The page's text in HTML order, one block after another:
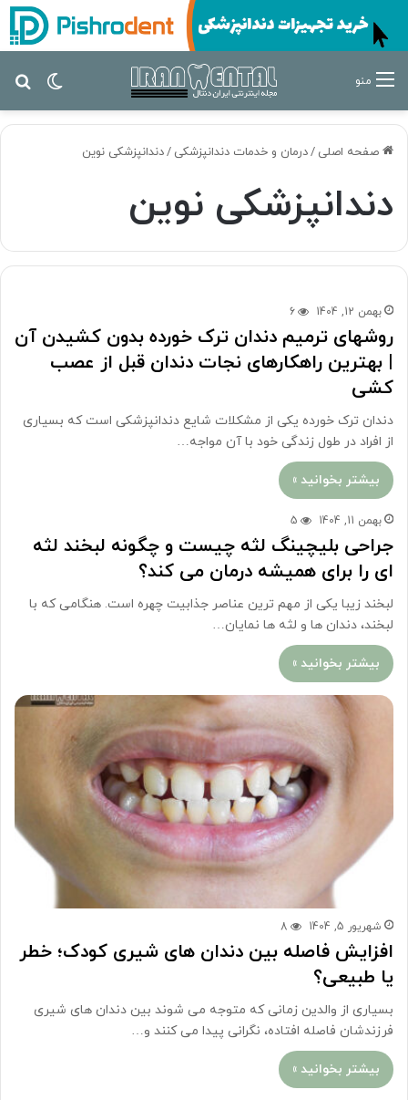
تغییر منو
صفحه اصلی /درمان‌ و خدمات دندانپزشکی /دندانپزشکی نوین
دندانپزشکی نوین
بهمن 12, 1404 6
روشهای ترمیم دندان ترک خورده بدون کشیدن آن
| بهترین راهکارهای نجات دندان قبل از عصب
کشی
دندان ترک خورده یکی از مشکلات شایع دندانپزشکی است که بسیاری
از افراد در طول زندگی خود با آن مواجه…
بیشتر بخوانید »
بهمن 11, 1404 5
جراحی بلیچینگ لثه چیست و چگونه لبخند لثه
ای را برای همیشه درمان می کند؟
لبخند زیبا یکی از مهم ترین عناصر جذابیت چهره است. هنگامی که با
لبخند، دندان ها و لثه ها نمایان…
بیشتر بخوانید »
شهریور 5, 1404 8
افزایش فاصله بین دندان های شیری کودک؛ خطر
یا طبیعی؟
بسیاری از والدین زمانی که متوجه می شوند بین دندان های شیری
فرزندشان فاصله افتاده، نگرانی پیدا می کنند و…
بیشتر بخوانید »